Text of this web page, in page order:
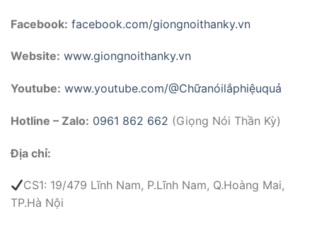
Facebook: facebook.com/giongnoithanky.vn
Website: www.giongnoithanky.vn
Youtube: www.youtube.com/@Chữanóilắphiệuquả
Hotline – Zalo: 0961 862 662 (Giọng Nói Thần Kỳ)
Địa chỉ:
CS1: 19/479 Lĩnh Nam, P.Lĩnh Nam, Q.Hoàng Mai,
TP.Hà Nội